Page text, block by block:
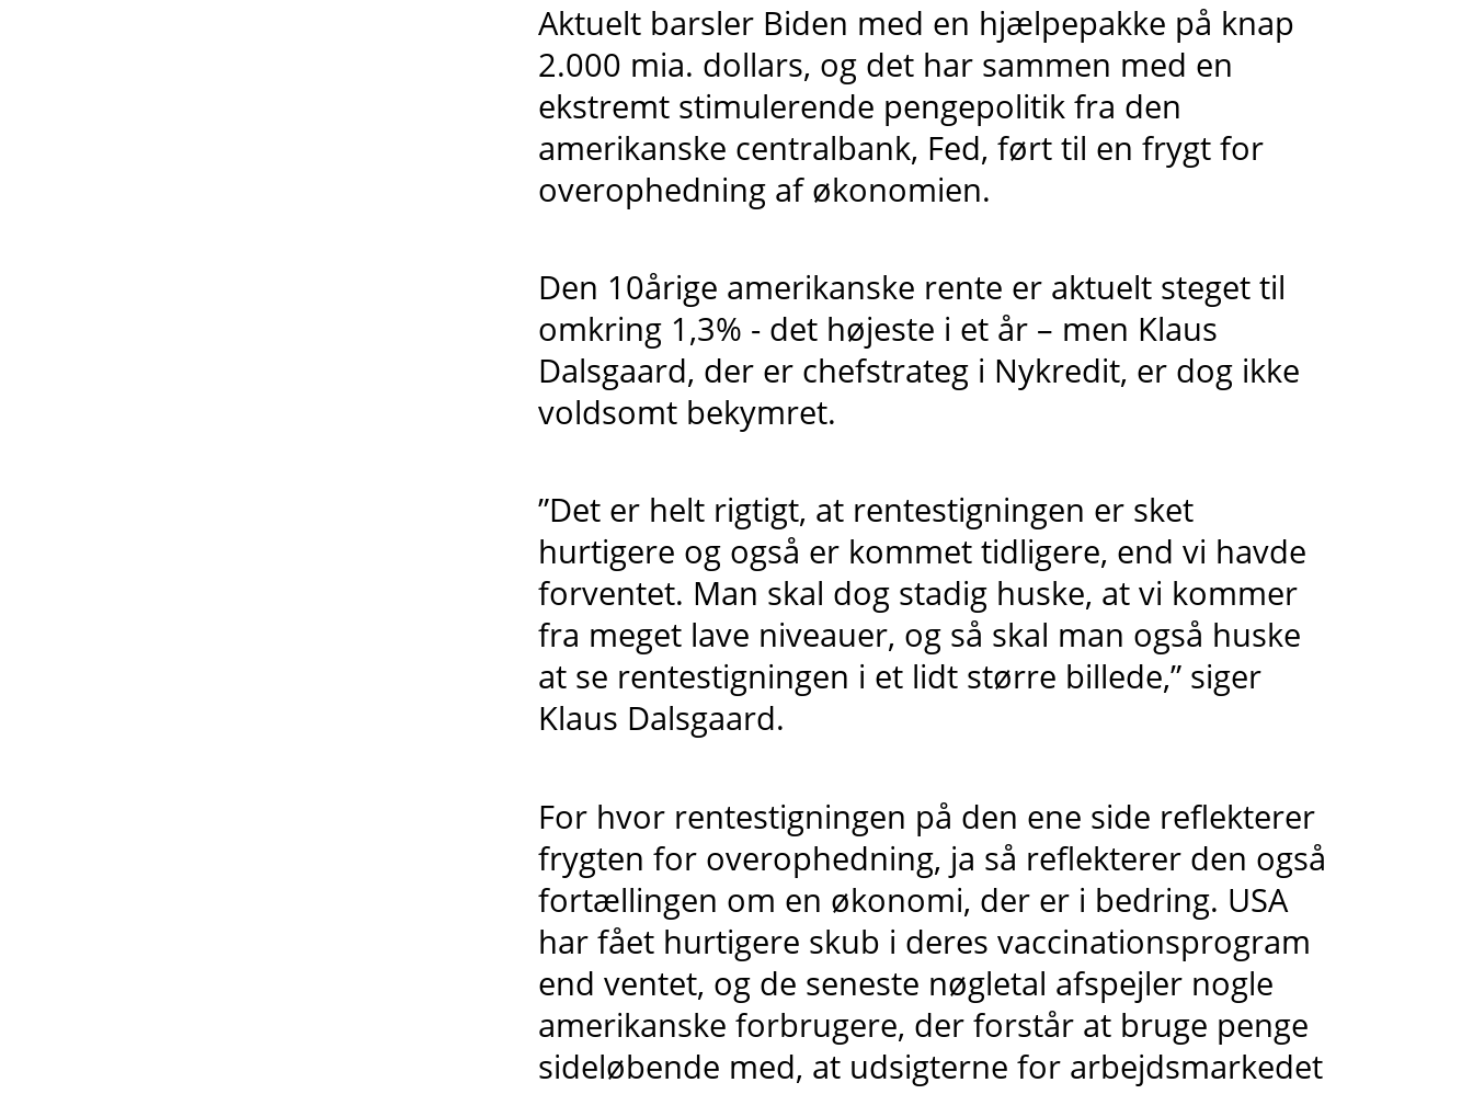
Aktuelt barsler Biden med en hjælpepakke på knap
2.000 mia. dollars, og det har sammen med en
ekstremt stimulerende pengepolitik fra den
amerikanske centralbank, Fed, ført til en frygt for
overophedning af økonomien.
Den 10årige amerikanske rente er aktuelt steget til
omkring 1,3% - det højeste i et år – men Klaus
Dalsgaard, der er chefstrateg i Nykredit, er dog ikke
voldsomt bekymret.
”Det er helt rigtigt, at rentestigningen er sket
hurtigere og også er kommet tidligere, end vi havde
forventet. Man skal dog stadig huske, at vi kommer
fra meget lave niveauer, og så skal man også huske
at se rentestigningen i et lidt større billede,” siger
Klaus Dalsgaard.
For hvor rentestigningen på den ene side reflekterer
frygten for overophedning, ja så reflekterer den også
fortællingen om en økonomi, der er i bedring. USA
har fået hurtigere skub i deres vaccinationsprogram
end ventet, og de seneste nøgletal afspejler nogle
amerikanske forbrugere, der forstår at bruge penge
sideløbende med, at udsigterne for arbejdsmarkedet